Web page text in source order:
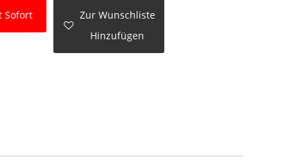
Sofort
Zur Wunschliste
Hinzufügen